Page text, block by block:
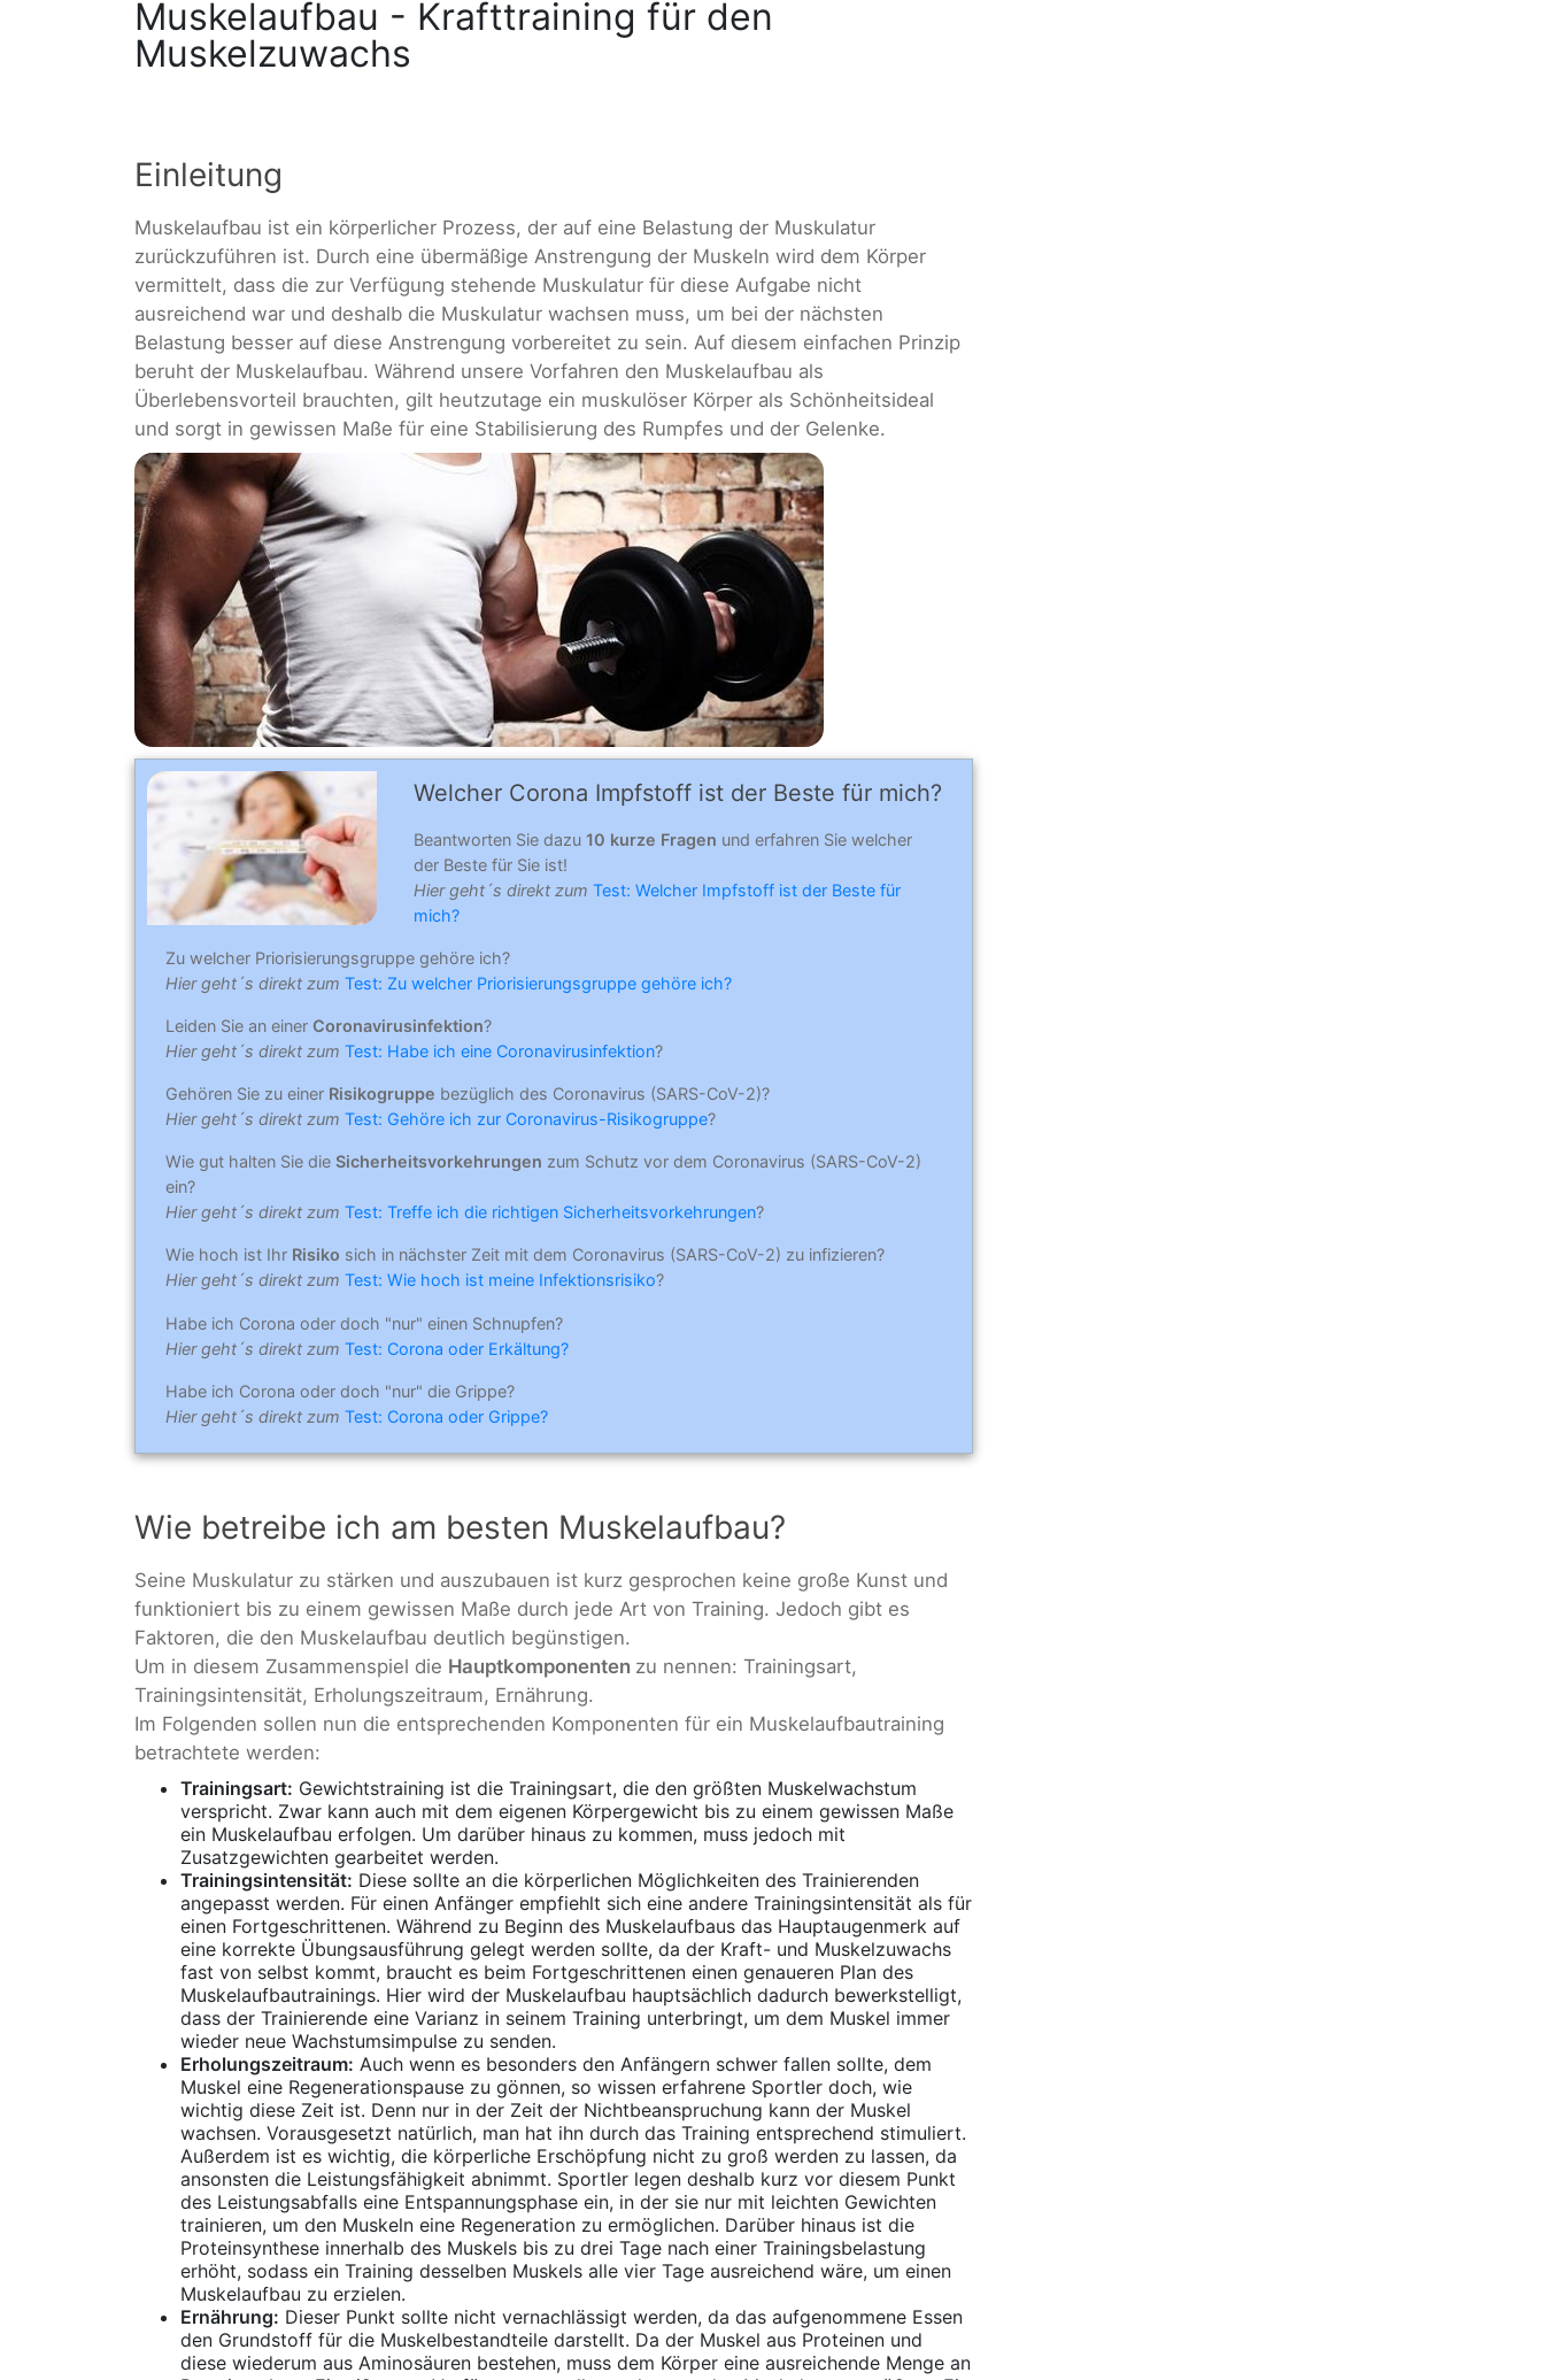
Muskelaufbau - Krafttraining für den
Muskelzuwachs
Einleitung
Muskelaufbau ist ein körperlicher Prozess, der auf eine Belastung der Muskulatur
zurückzuführen ist. Durch eine übermäßige Anstrengung der Muskeln wird dem Körper
vermittelt, dass die zur Verfügung stehende Muskulatur für diese Aufgabe nicht
ausreichend war und deshalb die Muskulatur wachsen muss, um bei der nächsten
Belastung besser auf diese Anstrengung vorbereitet zu sein. Auf diesem einfachen Prinzip
beruht der Muskelaufbau. Während unsere Vorfahren den Muskelaufbau als
Überlebensvorteil brauchten, gilt heutzutage ein muskulöser Körper als Schönheitsideal
und sorgt in gewissen Maße für eine Stabilisierung des Rumpfes und der Gelenke.
Welcher Corona Impfstoff ist der Beste für mich?
Beantworten Sie dazu 10 kurze Fragen und erfahren Sie welcher
der Beste für Sie ist!
Hier geht´s direkt zum Test: Welcher Impfstoff ist der Beste für
mich?
Zu welcher Priorisierungsgruppe gehöre ich?
Hier geht´s direkt zum Test: Zu welcher Priorisierungsgruppe gehöre ich?
Leiden Sie an einer Coronavirusinfektion?
Hier geht´s direkt zum Test: Habe ich eine Coronavirusinfektion?
Gehören Sie zu einer Risikogruppe bezüglich des Coronavirus (SARS-CoV-2)?
Hier geht´s direkt zum Test: Gehöre ich zur Coronavirus-Risikogruppe?
Wie gut halten Sie die Sicherheitsvorkehrungen zum Schutz vor dem Coronavirus (SARS-CoV-2)
ein?
Hier geht´s direkt zum Test: Treffe ich die richtigen Sicherheitsvorkehrungen?
Wie hoch ist Ihr Risiko sich in nächster Zeit mit dem Coronavirus (SARS-CoV-2) zu infizieren?
Hier geht´s direkt zum Test: Wie hoch ist meine Infektionsrisiko?
Habe ich Corona oder doch "nur" einen Schnupfen?
Hier geht´s direkt zum Test: Corona oder Erkältung?
Habe ich Corona oder doch "nur" die Grippe?
Hier geht´s direkt zum Test: Corona oder Grippe?
Wie betreibe ich am besten Muskelaufbau?
Seine Muskulatur zu stärken und auszubauen ist kurz gesprochen keine große Kunst und
funktioniert bis zu einem gewissen Maße durch jede Art von Training. Jedoch gibt es
Faktoren, die den Muskelaufbau deutlich begünstigen.
Um in diesem Zusammenspiel die Hauptkomponenten zu nennen: Trainingsart,
Trainingsintensität, Erholungszeitraum, Ernährung.
Im Folgenden sollen nun die entsprechenden Komponenten für ein Muskelaufbautraining
betrachtete werden:
Trainingsart: Gewichtstraining ist die Trainingsart, die den größten Muskelwachstum
verspricht. Zwar kann auch mit dem eigenen Körpergewicht bis zu einem gewissen Maße
ein Muskelaufbau erfolgen. Um darüber hinaus zu kommen, muss jedoch mit
Zusatzgewichten gearbeitet werden.
Trainingsintensität: Diese sollte an die körperlichen Möglichkeiten des Trainierenden
angepasst werden. Für einen Anfänger empfiehlt sich eine andere Trainingsintensität als für
einen Fortgeschrittenen. Während zu Beginn des Muskelaufbaus das Hauptaugenmerk auf
eine korrekte Übungsausführung gelegt werden sollte, da der Kraft- und Muskelzuwachs
fast von selbst kommt, braucht es beim Fortgeschrittenen einen genaueren Plan des
Muskelaufbautrainings. Hier wird der Muskelaufbau hauptsächlich dadurch bewerkstelligt,
dass der Trainierende eine Varianz in seinem Training unterbringt, um dem Muskel immer
wieder neue Wachstumsimpulse zu senden.
Erholungszeitraum: Auch wenn es besonders den Anfängern schwer fallen sollte, dem
Muskel eine Regenerationspause zu gönnen, so wissen erfahrene Sportler doch, wie
wichtig diese Zeit ist. Denn nur in der Zeit der Nichtbeanspruchung kann der Muskel
wachsen. Vorausgesetzt natürlich, man hat ihn durch das Training entsprechend stimuliert.
Außerdem ist es wichtig, die körperliche Erschöpfung nicht zu groß werden zu lassen, da
ansonsten die Leistungsfähigkeit abnimmt. Sportler legen deshalb kurz vor diesem Punkt
des Leistungsabfalls eine Entspannungsphase ein, in der sie nur mit leichten Gewichten
trainieren, um den Muskeln eine Regeneration zu ermöglichen. Darüber hinaus ist die
Proteinsynthese innerhalb des Muskels bis zu drei Tage nach einer Trainingsbelastung
erhöht, sodass ein Training desselben Muskels alle vier Tage ausreichend wäre, um einen
Muskelaufbau zu erzielen.
Ernährung: Dieser Punkt sollte nicht vernachlässigt werden, da das aufgenommene Essen
den Grundstoff für die Muskelbestandteile darstellt. Da der Muskel aus Proteinen und
diese wiederum aus Aminosäuren bestehen, muss dem Körper eine ausreichende Menge an